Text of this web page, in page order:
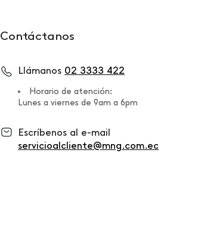
Contáctanos
Llámanos 02 3333 422
Horario de atención:
Lunes a viernes de 9am a 6pm
Escríbenos al e-mail
servicioalcliente@mng.com.ec